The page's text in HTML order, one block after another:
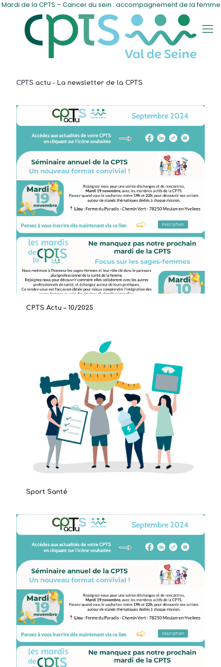
la CPTS – Cancer du sein : accompagnement de la femme
CPTS actu - La newsletter de la CPTS
CPTS Actu – 10/2025
Sport Santé